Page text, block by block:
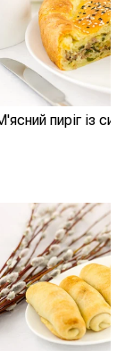
пиріг із